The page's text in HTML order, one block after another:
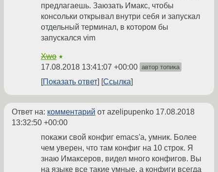
предлагаешь. Заюзать Имакс, чтобы
консольки открывал внутри себя и запускал
отдельный терминал, в котором бы
запускался vim
Xwo ★
17.08.2018 13:41:07 +00:00 автор топика
Показать ответ Ссылка
Ответ на: комментарий от azelipupenko 17.08.2018
13:32:50 +00:00
покажи свой конфиг emacs'a, умник. Более
чем уверен, что там конфиг на 10 строк. Я
знаю Имаксеров, видел много конфигов. Вы
на языке все такие умные, а конфиги всегда